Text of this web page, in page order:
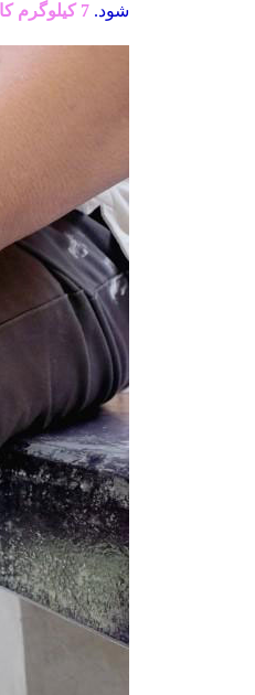
شود. 7 کیلوگرم کاهش وزن، به میزان 50% درد زانو را کاهش می دهد.